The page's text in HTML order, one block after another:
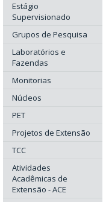
Estágio
Supervisionado
Grupos de Pesquisa
Laboratórios e
Fazendas
Monitorias
Núcleos
PET
Projetos de Extensão
TCC
Atividades
Acadêmicas de
Extensão - ACE